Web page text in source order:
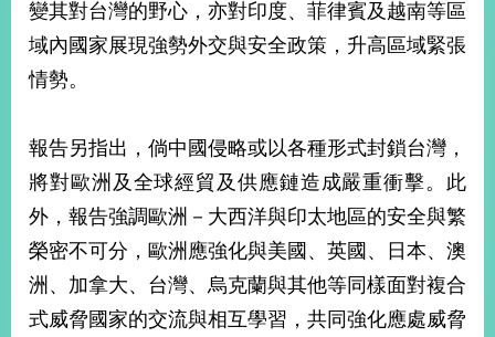
護
照
回
頁
網
站
導
覽
關
於
本
部
新
變其對台灣的野心，亦對印度、菲律賓及越南等區
域內國家展現強勢外交與安全政策，升高區域緊張
情勢。
報告另指出，倘中國侵略或以各種形式封鎖台灣，
將對歐洲及全球經貿及供應鏈造成嚴重衝擊。此
外，報告強調歐洲－大西洋與印太地區的安全與繁
榮密不可分，歐洲應強化與美國、英國、日本、澳
洲、加拿大、台灣、烏克蘭與其他等同樣面對複合
式威脅國家的交流與相互學習，共同強化應處威脅